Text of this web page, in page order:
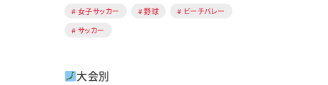
女子サッカー
野球
ビーチバレー
サッカー
大会別